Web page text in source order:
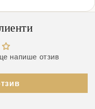
напише отзив